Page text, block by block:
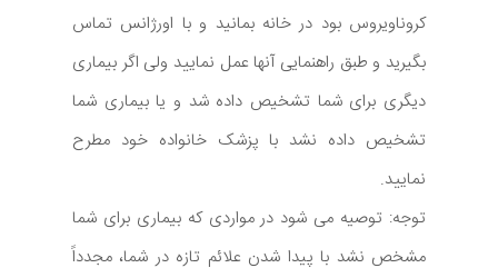
کروناویروس بود در خانه بمانید و با اورژانس تماس
بگیرید و طبق راهنمایی آنها عمل نمایید ولی اگر بیماری
دیگری برای شما تشخیص داده شد و یا بیماری شما
تشخیص داده نشد با پزشک خانواده خود مطرح
نمایید.
توجه: توصیه می شود در مواردی که بیماری برای شما
مشخص نشد با پیدا شدن علائم تازه در شما، مجدداً